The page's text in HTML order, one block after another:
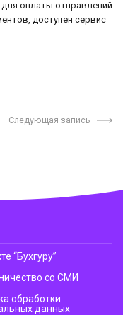
оплаты отправлений
доступен сервис
Следующая запись
“Бухгуру”
со СМИ
обработки
данных